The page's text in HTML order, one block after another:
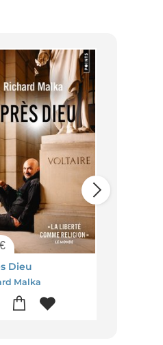
€
Dieu
Malka